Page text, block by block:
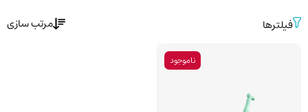
فیلترها مرتب سازی
ناموجود